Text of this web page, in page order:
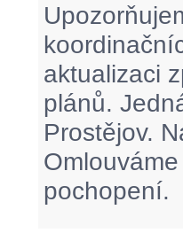
aktualizaci
plánů.
Prostějov.
pochopení.